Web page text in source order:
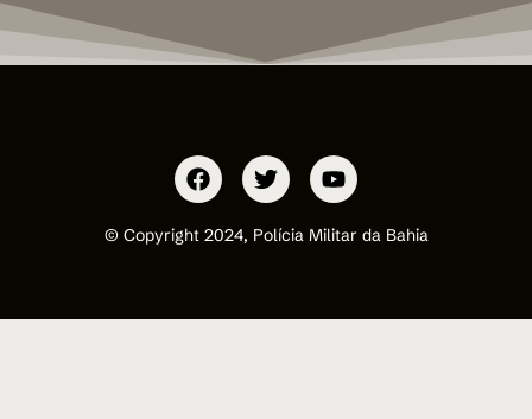
© Copyright 2024, Polícia Militar da Bahia